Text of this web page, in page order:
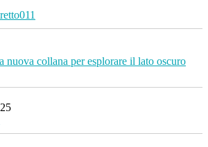
nuova collana per esplorare il lato oscuro